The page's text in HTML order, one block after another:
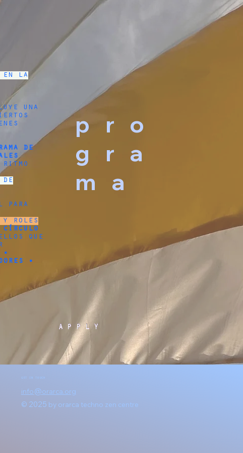
en la
una
de
para
y roles
círculo
que
•
APPLY
pro
gra
ma
GET IN TOUCH
info@orarca.org
© 2025 by orarca techno zen centre